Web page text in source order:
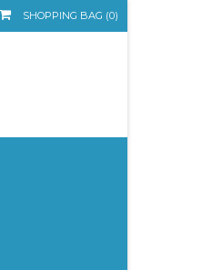
SHOPPING BAG (0)